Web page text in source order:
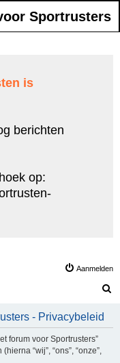
Sportrusters
is
berichten
op:
Aanmelden
- Privacybeleid
forum voor Sportrusters”
“wij”, “ons”, “onze”,